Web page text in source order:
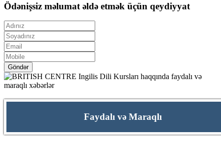
Ödənişsiz məlumat əldə etmək üçün qeydiyyat
Göndər
Faydalı və Maraqlı